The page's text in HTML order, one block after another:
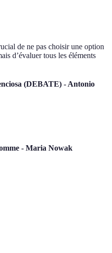
de ne pas choisir une option
d’évaluer tous les éléments
(DEBATE) - Antonio
- Maria Nowak